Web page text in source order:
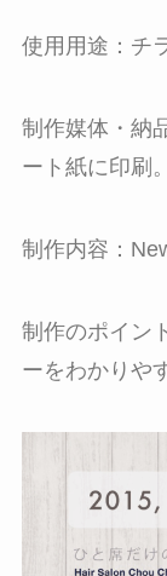
使用用途：チ
制作媒体・納
ート紙に印刷。
制作内容：
制作のポイン
ーをわかりや